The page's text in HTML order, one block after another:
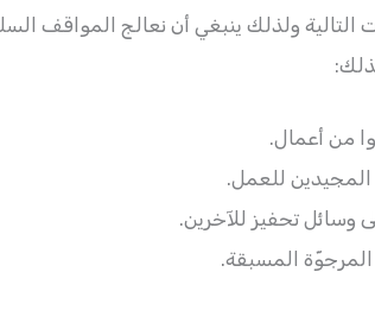
ولذلك ينبغي أن نعالج المواقف
من أعمال.
المجيدين للعمل.
وسائل تحفيز للآخرين.
المرجوّة المسبقة.